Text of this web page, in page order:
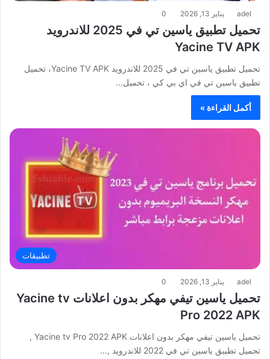
adel يناير 13, 2026 0
تحميل تطبيق ياسين تي في 2025 للاندرويد
Yacine TV APK
تحميل تطبيق ياسين تي في 2025 للاندرويد Yacine TV APK، تحميل
تطبيق ياسين تي في اي بي كي ، تحميل…
أكمل القراءة »
تطبيقات
adel يناير 13, 2026 0
تحميل ياسين تيفي مهكر بدون اعلانات Yacine tv
Pro 2022 APK
تحميل ياسين تيفي مهكر بدون اعلانات Yacine tv Pro 2022 APK ,
تحميل تطبيق ياسين تي في 2022 للاندرويد ,…